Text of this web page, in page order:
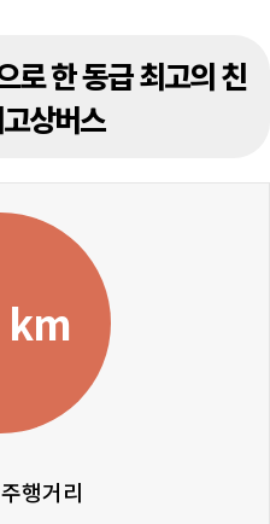
로 한 동급 최고의 친
상버스
km
행거리